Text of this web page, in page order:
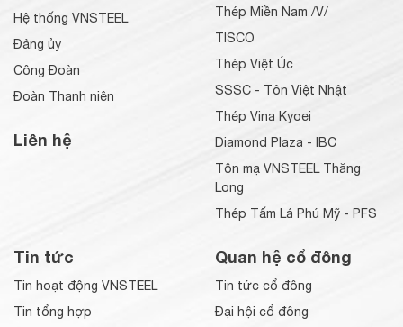
Hệ thống VNSTEEL
Đảng ủy
Công Đoàn
Đoàn Thanh niên
Liên hệ
Thép Miền Nam /V/
TISCO
Thép Việt Úc
SSSC - Tôn Việt Nhật
Thép Vina Kyoei
Diamond Plaza - IBC
Tôn mạ VNSTEEL Thăng
Long
Thép Tấm Lá Phú Mỹ - PFS
Tin tức
Tin hoạt động VNSTEEL
Tin tổng hợp
Quan hệ cổ đông
Tin tức cổ đông
Đại hội cổ đông